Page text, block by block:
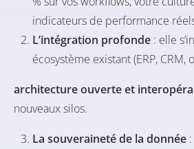
indicateurs de performance
L’intégration profonde : elle
écosystème existant (ERP, CRM,
architecture ouverte et
nouveaux silos.
La souveraineté de la donnée